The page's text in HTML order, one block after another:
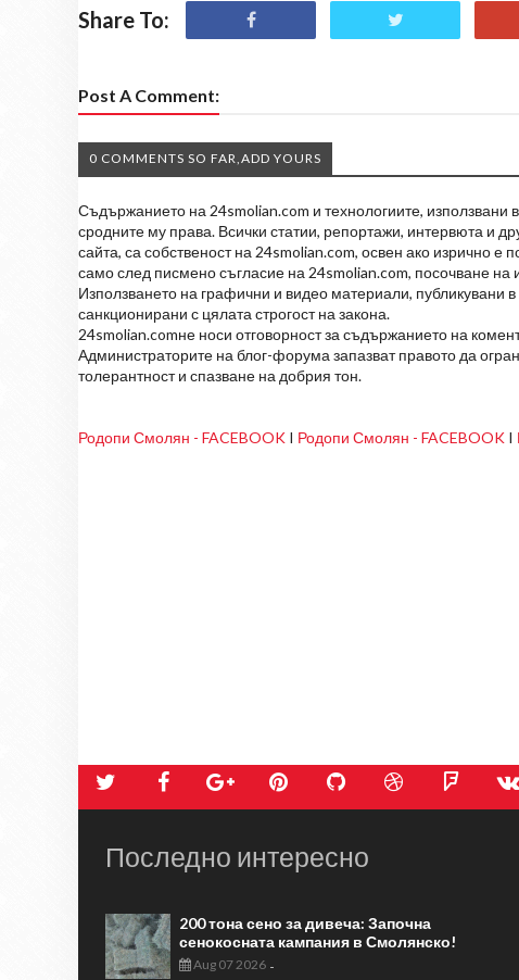
Share To:
Post A Comment:
0 COMMENTS SO FAR,ADD YOURS
Съдържанието на 24smolian.com и технологиите, използвани
сродните му права. Всички статии, репортажи, интервюта и
сайта, са собственост на 24smolian.com, освен ако изрично е
само след писмено съгласие на 24smolian.com, посочване на
Използването на графични и видео материали, публикувани
санкционирани с цялата строгост на закона.
24smolian.comне носи отговорност за съдържанието на
Администраторите на блог-форума запазват правото да
толерантност и спазване на добрия тон.
Родопи Смолян - FACEBOOK I Родопи Смолян - FACEBOOK I
Последно интересно
200 тона сено за дивеча: Започна
сенокосната кампания в Смолянско!
Aug 07 2026 -